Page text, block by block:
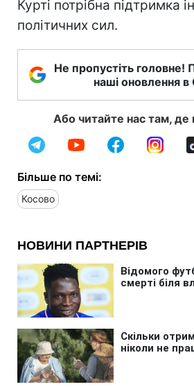
Курті потрібна підтримка
політичних сил.
Не пропустіть головне!
наші оновлення в
Або читайте нас там, де
Більше по темі:
Косово